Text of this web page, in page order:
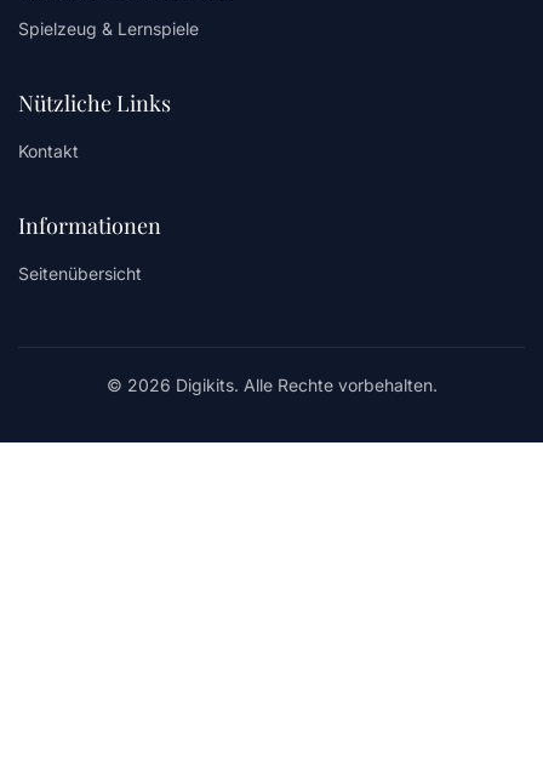
Spielzeug & Lernspiele
Nützliche Links
Kontakt
Informationen
Seitenübersicht
© 2026 Digikits. Alle Rechte vorbehalten.